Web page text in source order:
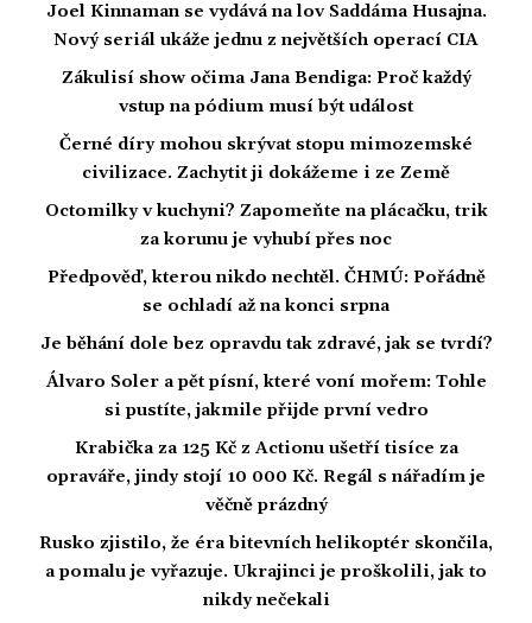
Joel Kinnaman se vydává na lov Saddáma Husajna.
Nový seriál ukáže jednu z největších operací CIA
Zákulisí show očima Jana Bendiga: Proč každý
vstup na pódium musí být událost
Černé díry mohou skrývat stopu mimozemské
civilizace. Zachytit ji dokážeme i ze Země
Octomilky v kuchyni? Zapomeňte na plácačku, trik
za korunu je vyhubí přes noc
Předpověď, kterou nikdo nechtěl. ČHMÚ: Pořádně
se ochladí až na konci srpna
Je běhání dole bez opravdu tak zdravé, jak se tvrdí?
Álvaro Soler a pět písní, které voní mořem: Tohle
si pustíte, jakmile přijde první vedro
Krabička za 125 Kč z Actionu ušetří tisíce za
opraváře, jindy stojí 10 000 Kč. Regál s nářadím je
věčně prázdný
Rusko zjistilo, že éra bitevních helikoptér skončila,
a pomalu je vyřazuje. Ukrajinci je proškolili, jak to
nikdy nečekali